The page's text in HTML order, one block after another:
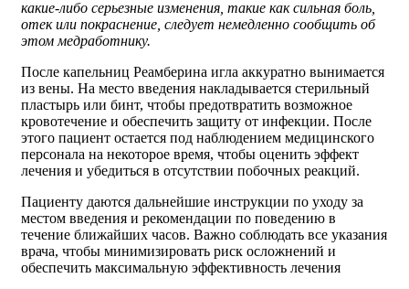
какие-либо серьезные изменения, такие как сильная боль,
отек или покраснение, следует немедленно сообщить об
этом медработнику.
После капельниц Реамберина игла аккуратно вынимается
из вены. На место введения накладывается стерильный
пластырь или бинт, чтобы предотвратить возможное
кровотечение и обеспечить защиту от инфекции. После
этого пациент остается под наблюдением медицинского
персонала на некоторое время, чтобы оценить эффект
лечения и убедиться в отсутствии побочных реакций.
Пациенту даются дальнейшие инструкции по уходу за
местом введения и рекомендации по поведению в
течение ближайших часов. Важно соблюдать все указания
врача, чтобы минимизировать риск осложнений и
обеспечить максимальную эффективность лечения